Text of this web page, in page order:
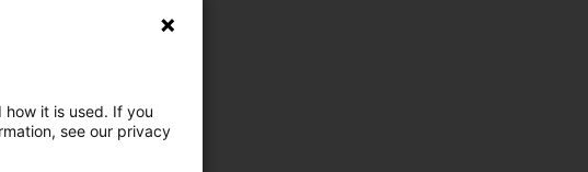
it is used. If you
see our privacy